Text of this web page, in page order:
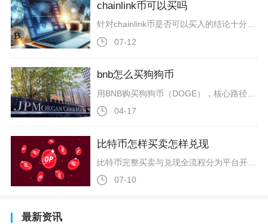
chainlink币可以买吗
针对chainlink币是否可以买入的结论十分明确：普通短线投机者现阶段不适合进场布局，具备风险承受能力的长线价值投资者可分批低吸建仓，切勿重仓一次性买入，LINK属于加密赛道刚需基础设施币种，基本面长期逻辑稳固，但短期面临代币解锁抛压、市场情绪低迷等多重利空，投资必须做好仓位管控。先从支撑买入的核心基本面干货展开分析，Chainlink作为行业头部去中心化预言机项目，占据超62%预言机赛道市场份额，是DeFi、现实资产代币化（RWA）领域不可替代的底层工具，当前网络累计保障
07-12
bnb怎么买狗狗币
04-17
比特币怎样买卖怎样兑现
07-10
最新资讯